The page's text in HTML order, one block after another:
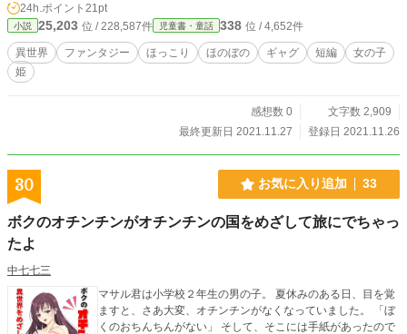
24h.ポイント 21pt
小説 25,203 位 / 228,587件 児童書・童話 338 位 / 4,652件
異世界 ファンタジー ほっこり ほのぼの ギャグ 短編
女の子
姫
感想数 0
文字数 2,909
最終更新日 2021.11.27
登録日 2021.11.26
30 お気に入り追加 33
ボクのオチンチンがオチンチンの国をめざして旅にでちゃっ
たよ
中七七三
マサル君は小学校２年生の男の子。 夏休みのある日、目を覚
ますと、さあ大変、オチンチンがなくなっていました。 「ぼ
くのおちんちんがない」 そして、そこには手紙があったので